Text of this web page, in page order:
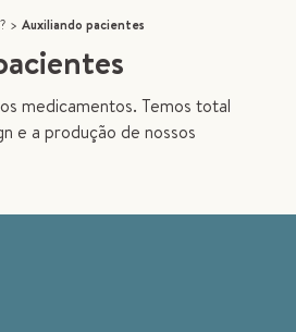
> Auxiliando pacientes
medicamentos. Temos total
e a produção de nossos